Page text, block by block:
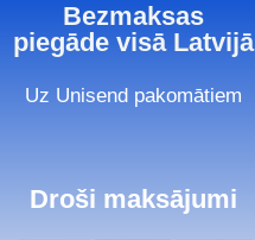
Bezmaksas
piegāde visā Latvijā
Uz Unisend pakomātiem
Droši maksājumi